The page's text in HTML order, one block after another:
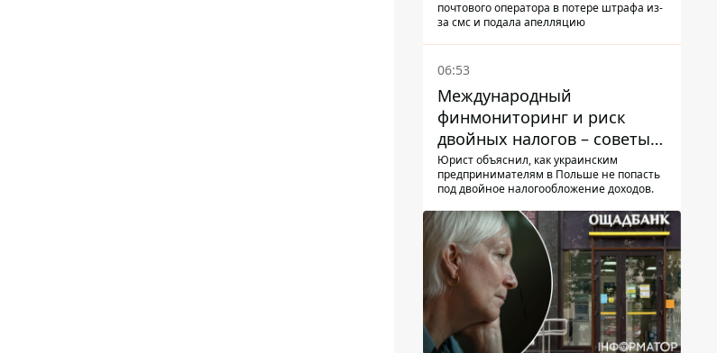
чем причина и что решил
почтового оператора в потере штрафа из-
за смс и подала апелляцию
06:53
Международный
финмониторинг и риск
двойных налогов – советы
украинцам в Польше
Юрист объяснил, как украинским
предпринимателям в Польше не попасть
под двойное налогообложение доходов.